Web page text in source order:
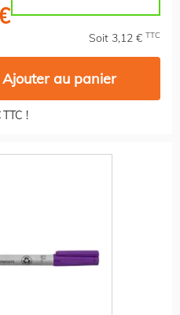
Soit 3,12 € TTC
Ajouter au panier
TTC !